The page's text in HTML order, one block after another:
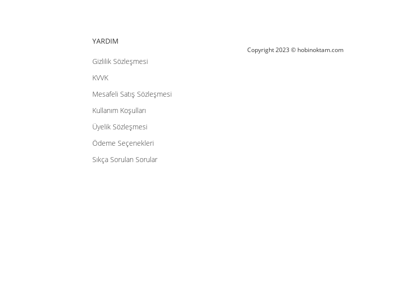
Gönder
YARDIM
Gizlilik Sözleşmesi
KVVK
Mesafeli Satış Sözleşmesi
Kullanım Koşulları
Üyelik Sözleşmesi
Ödeme Seçenekleri
Sıkça Sorulan Sorular
Copyright 2023 © hobinoktam.com